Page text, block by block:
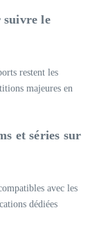
le
restent les
majeures en
et séries sur
avec les
dédiées